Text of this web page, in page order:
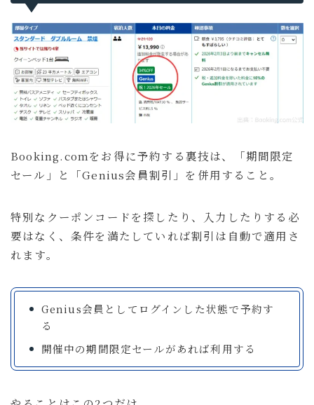
Booking.comをお得に予約する裏技は、「期間限定
セール」と「Genius会員割引」を併用すること。
特別なクーポンコードを探したり、入力したりする必
要はなく、条件を満たしていれば割引は自動で適用さ
れます。
Genius会員としてログインした状態で予約す
る
開催中の期間限定セールがあれば利用する